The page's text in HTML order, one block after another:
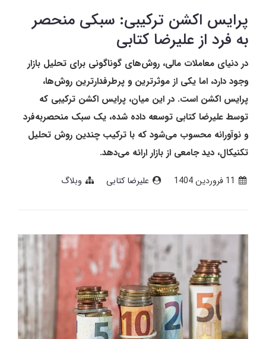
پرایس اکشن ترکیبی: سبکی منحصر
به‌ فرد از علیرضا کتابی
در دنیای معاملات مالی، روش‌های گوناگونی برای تحلیل بازار
وجود دارد، اما یکی از موثرترین و پرطرفدارترین روش‌ها،
پرایس اکشن است. در این میان، پرایس اکشن ترکیبی که
توسط علیرضا کتابی توسعه داده شده، یک سبک منحصربه‌فرد
و نوآورانه محسوب می‌شود که با ترکیب چندین روش تحلیل
تکنیکال، دید جامعی از بازار ارائه می‌دهد.
11 فروردین 1404 علیرضا کتابی وبلاگ